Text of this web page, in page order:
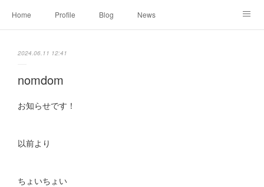
Home Profile Blog News
2024.06.11 12:41
nomdom
お知らせです！
以前より
ちょいちょい